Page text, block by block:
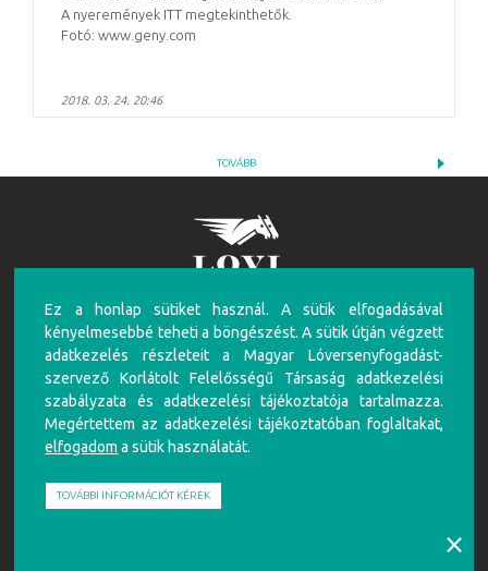
A nyeremények ITT megtekinthetők.
Fotó: www.geny.com
2018. 03. 24. 20:46
TOVÁBB
FIGYELEM!
A túlzásba vitt szerencsejáték ártalmas, mentálhigiénés problémákat, illetve függőséget
okozhat! Éljen az önkorlátozás, önkizárás lehetőségével! Szerencsejátékban csak 18 éven
felüliek vehetnek részt!
Írj nekünk! Játékosvédelem Részvételi szabályzat Adatkezelési Szabályzat Impresszum
Partnerünk:
Ez a honlap sütiket használ. A sütik elfogadásával
kényelmesebbé teheti a böngészést. A sütik útján végzett
adatkezelés részleteit a Magyar Lóversenyfogadást-
szervező Korlátolt Felelősségű Társaság adatkezelési
szabályzata és adatkezelési tájékoztatója tartalmazza.
Megértettem az adatkezelési tájékoztatóban foglaltakat,
elfogadom a sütik használatát.
TOVÁBBI INFORMÁCIÓT KÉREK
⨯